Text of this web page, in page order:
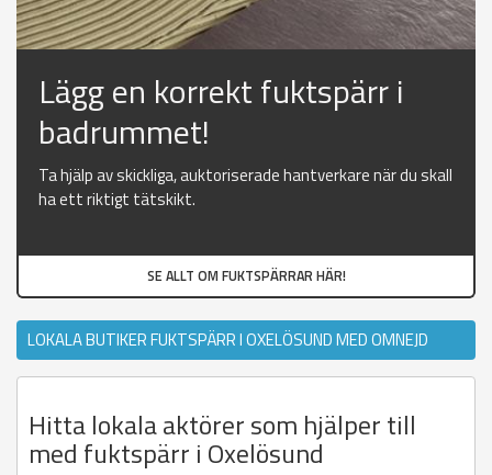
Lägg en korrekt fuktspärr i
badrummet!
Ta hjälp av skickliga, auktoriserade hantverkare när du skall
ha ett riktigt tätskikt.
SE ALLT OM FUKTSPÄRRAR HÄR!
LOKALA BUTIKER FUKTSPÄRR I OXELÖSUND MED OMNEJD
Hitta lokala aktörer som hjälper till
med fuktspärr i Oxelösund